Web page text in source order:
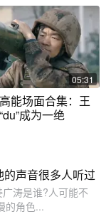
05:31
能场面合集：王
成为一绝
的声音很多人听过
涛是谁?人可能不
的角色...